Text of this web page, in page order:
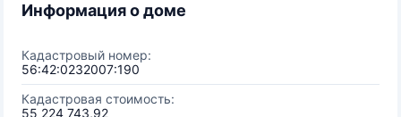
Информация о доме
Кадастровый номер:
56:42:0232007:190
Кадастровая стоимость:
55 224 743,92